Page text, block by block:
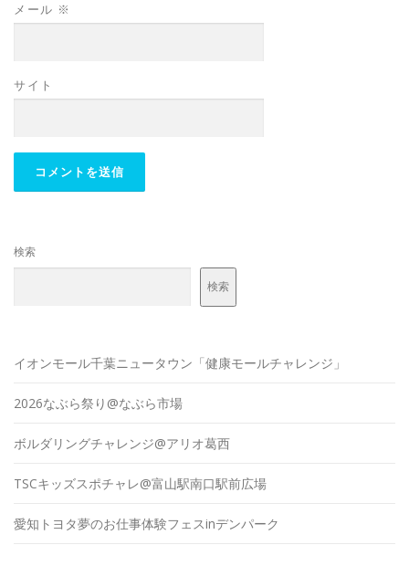
メール ※
サイト
検索
検索
イオンモール千葉ニュータウン「健康モールチャレンジ」
2026なぶら祭り@なぶら市場
ボルダリングチャレンジ@アリオ葛西
TSCキッズスポチャレ@富山駅南口駅前広場
愛知トヨタ夢のお仕事体験フェスinデンパーク